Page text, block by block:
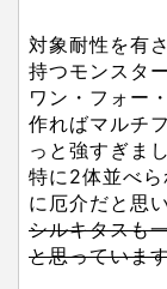
対象耐性を有
持つモンスタ
ワン・フォー
作ればマルチ
っと強すぎま
特に2体並べ
に厄介だと思
シルキタスも
と思っていま